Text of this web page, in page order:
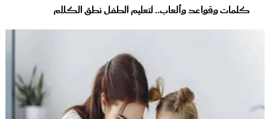
كلمات وقواعد وألعاب.. لتعليم الطفل نطق الكلام